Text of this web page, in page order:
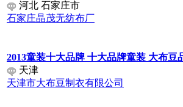
河北 石家庄市
石家庄晶茂无纺布厂
2013童装十大品牌 十大品牌童装 大布豆
天津
天津市大布豆制衣有限公司